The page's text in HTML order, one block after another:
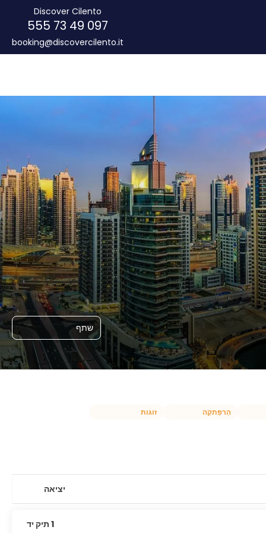
Discover Cilento
097 49 73 555
booking@discovercilento.it
שתף
הַרפַּתקָה זוגות
יציאה
1 תיק יד